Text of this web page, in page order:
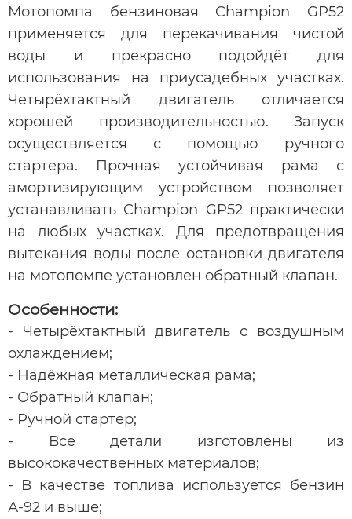
Мотопомпа бензиновая Champion GP52
применяется для перекачивания чистой
воды и прекрасно подойдёт для
использования на приусадебных участках.
Четырёхтактный двигатель отличается
хорошей производительностью. Запуск
осуществляется с помощью ручного
стартера. Прочная устойчивая рама с
амортизирующим устройством позволяет
устанавливать Champion GP52 практически
на любых участках. Для предотвращения
вытекания воды после остановки двигателя
на мотопомпе установлен обратный клапан.
Особенности:
- Четырёхтактный двигатель с воздушным
охлаждением;
- Надёжная металлическая рама;
- Обратный клапан;
- Ручной стартер;
- Все детали изготовлены из
высококачественных материалов;
- В качестве топлива используется бензин
А-92 и выше;